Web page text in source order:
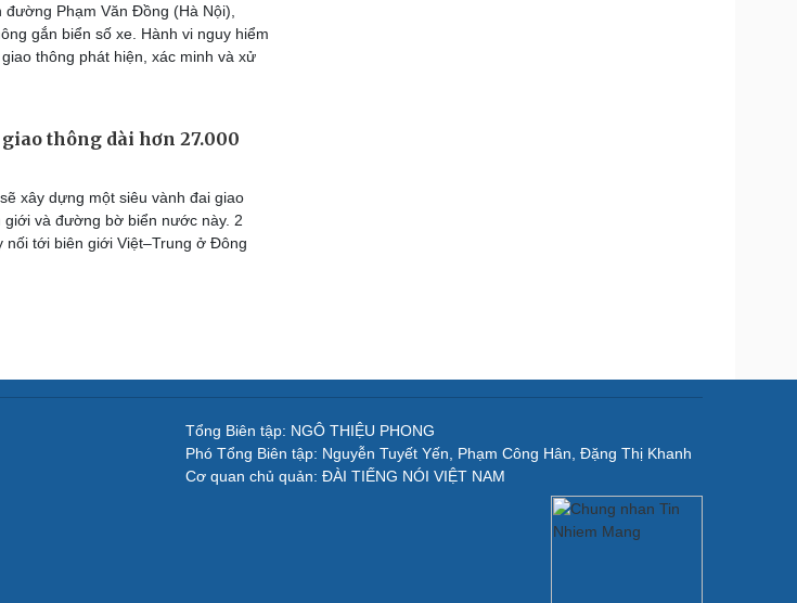
Phạm Văn Đồng (Hà Nội),
gắn biển số xe. Hành vi nguy hiểm
thông phát hiện, xác minh và xử
thông dài hơn 27.000
xây dựng một siêu vành đai giao
và đường bờ biển nước này. 2
nối tới biên giới Việt–Trung ở Đông
Tổng Biên tập: NGÔ THIỆU PHONG
Phó Tổng Biên tập: Nguyễn Tuyết Yến, Phạm Công Hân, Đặng Thị Khanh
Cơ quan chủ quản: ĐÀI TIẾNG NÓI VIỆT NAM